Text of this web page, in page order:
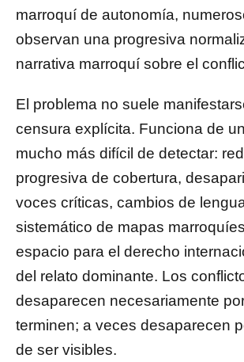
marroquí de autonomía,
observan una progresiva
narrativa marroquí sobre el
El problema no suele
censura explícita. Funciona de
mucho más difícil de detectar:
progresiva de cobertura,
voces críticas, cambios de
sistemático de mapas
espacio para el derecho
del relato dominante. Los
desaparecen necesariamente
terminen; a veces desaparecen
de ser visibles.